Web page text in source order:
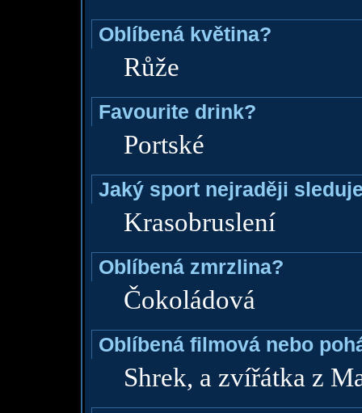
Oblíbená květina?
Růže
Favourite drink?
Portské
Jaký sport nejraději
Krasobruslení
Oblíbená zmrzlina?
Čokoládová
Oblíbená filmová nebo
Shrek, a zvířátka z